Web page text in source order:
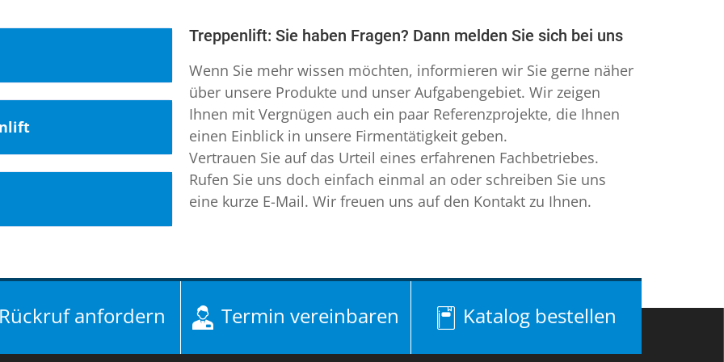
aus Prenzlau
Umgebung aktiv!
Gemeinde ist
19.000
ist eine der am
Die
133 Einwohnern
für
Wir halten stets
und
Kaufen für Sie
Oberhausen,
Zeitz Naumburg ,
Bretten
Treppenlift: Sie haben Fragen? Dann melden Sie sich bei uns
Wenn Sie mehr wissen möchten, informieren wir Sie gerne näher
über unsere Produkte und unser Aufgabengebiet. Wir zeigen
Ihnen mit Vergnügen auch ein paar Referenzprojekte, die Ihnen
einen Einblick in unsere Firmentätigkeit geben.
Vertrauen Sie auf das Urteil eines erfahrenen Fachbetriebes.
Rufen Sie uns doch einfach einmal an oder schreiben Sie uns
eine kurze E-Mail. Wir freuen uns auf den Kontakt zu Ihnen.
Rückruf anfordern Termin vereinbaren Katalog bestellen